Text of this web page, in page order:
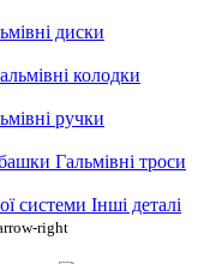
диски
колодки
ручки
Гальмівні троси
Інші деталі